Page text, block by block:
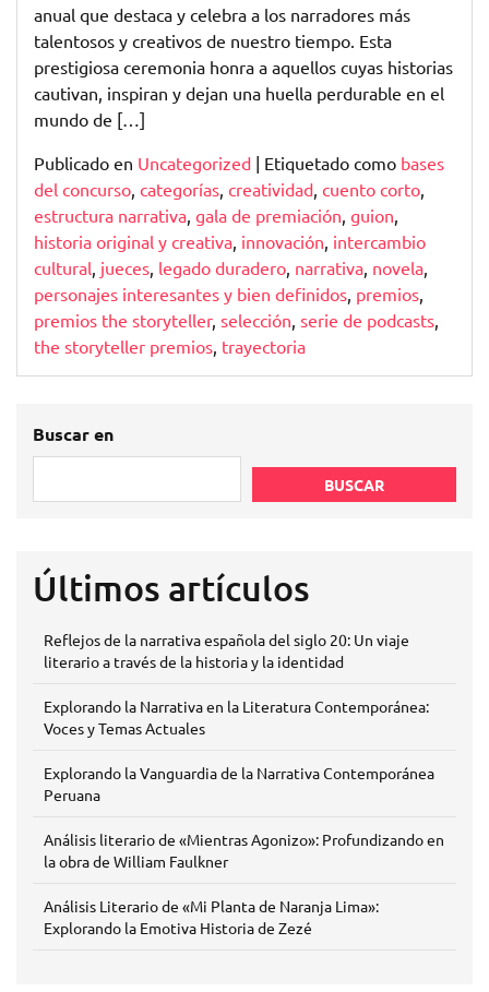
anual que destaca y celebra a los narradores más
talentosos y creativos de nuestro tiempo. Esta
prestigiosa ceremonia honra a aquellos cuyas historias
cautivan, inspiran y dejan una huella perdurable en el
mundo de […]
Publicado en Uncategorized | Etiquetado como bases
del concurso, categorías, creatividad, cuento corto,
estructura narrativa, gala de premiación, guion,
historia original y creativa, innovación, intercambio
cultural, jueces, legado duradero, narrativa, novela,
personajes interesantes y bien definidos, premios,
premios the storyteller, selección, serie de podcasts,
the storyteller premios, trayectoria
Buscar en
BUSCAR
Últimos artículos
Reflejos de la narrativa española del siglo 20: Un viaje
literario a través de la historia y la identidad
Explorando la Narrativa en la Literatura Contemporánea:
Voces y Temas Actuales
Explorando la Vanguardia de la Narrativa Contemporánea
Peruana
Análisis literario de «Mientras Agonizo»: Profundizando en
la obra de William Faulkner
Análisis Literario de «Mi Planta de Naranja Lima»:
Explorando la Emotiva Historia de Zezé